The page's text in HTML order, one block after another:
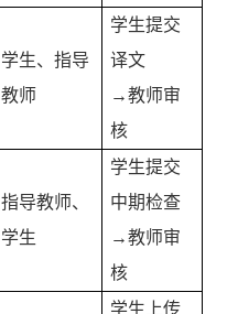
学生、指导
教师
学生提交
译文
→教师审
核
指导教师、
学生
学生提交
中期检查
→教师审
核
学生上传